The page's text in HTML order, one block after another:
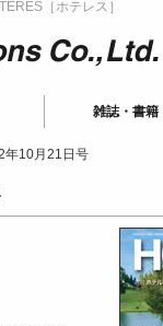
［ホテレス］
雑誌・書籍
年10月21日号